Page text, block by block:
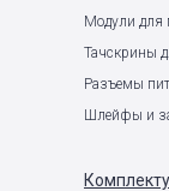
Модули для
Тачскрины
Разъемы
Шлейфы и